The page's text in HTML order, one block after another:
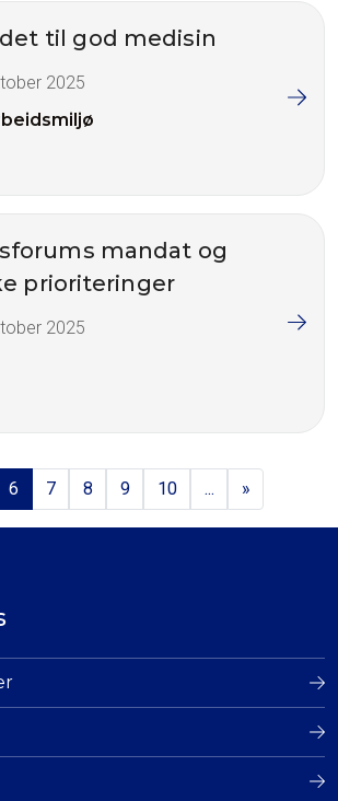
til god medisin
2025
mandat og
prioriteringer
2025
6 7 8 9 10 ... »